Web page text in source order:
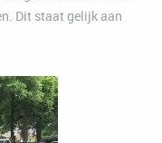
Dit staat gelijk aan